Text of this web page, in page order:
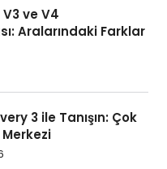
V3 ve V4
Aralarındaki Farklar
3 ile Tanışın: Çok